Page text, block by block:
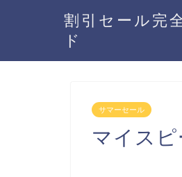
割引セール完
ド
サマーセール
マイス